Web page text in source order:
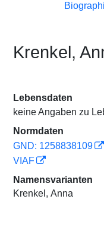
Krenkel,
Lebensdaten
keine Angaben zu
Normdaten
GND: 1258838109
VIAF
Namensvarianten
Krenkel, Anna